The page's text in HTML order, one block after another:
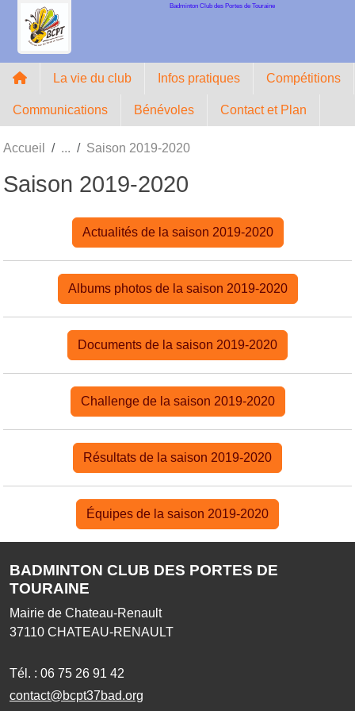
Badminton Club des Portes de Touraine
La vie du club Infos pratiques Compétitions
Communications Bénévoles Contact et Plan
Accueil Saison 2019-2020
Saison 2019-2020
Actualités de la saison 2019-2020
Albums photos de la saison 2019-2020
Documents de la saison 2019-2020
Challenge de la saison 2019-2020
Résultats de la saison 2019-2020
Équipes de la saison 2019-2020
BADMINTON CLUB DES PORTES DE
TOURAINE
Mairie de Chateau-Renault
37110 CHATEAU-RENAULT
Tél. : 06 75 26 91 42
contact@bcpt37bad.org
Panneau de gestion des cookies